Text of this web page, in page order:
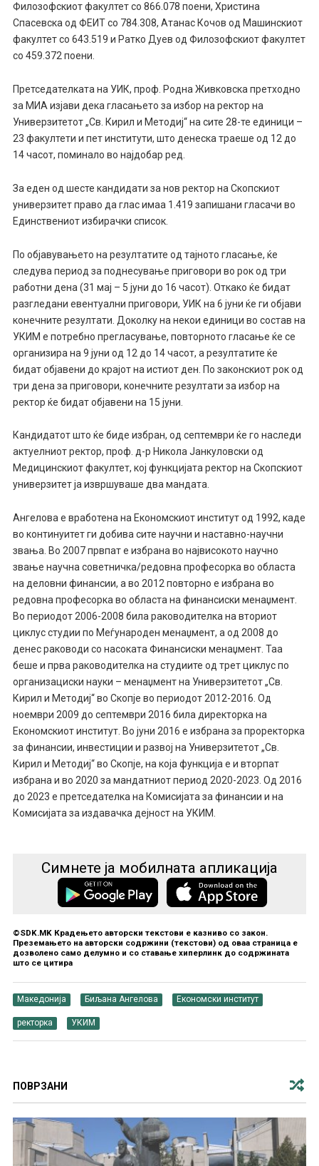
Филозофскиот факултет со 866.078 поени, Христина
Спасевска од ФЕИТ со 784.308, Атанас Кочов од Машинскиот
факултет со 643.519 и Ратко Дуев од Филозофскиот факултет
со 459.372 поени.
Претседателката на УИК, проф. Родна Живковска претходно
за МИА изјави дека гласањето за избор на ректор на
Универзитетот „Св. Кирил и Методиј“ на сите 28-те единици –
23 факултети и пет институти, што денеска траеше од 12 до
14 часот, поминало во најдобар ред.
За еден од шесте кандидати за нов ректор на Скопскиот
универзитет право да глас имаа 1.419 запишани гласачи во
Единствениот избирачки список.
По објавувањето на резултатите од тајното гласање, ќе
следува период за поднесување приговори во рок од три
работни дена (31 мај – 5 јуни до 16 часот). Откако ќе бидат
разгледани евентуални приговори, УИК на 6 јуни ќе ги објави
конечните резултати. Доколку на некои единици во состав на
УКИМ е потребно прегласување, повторното гласање ќе се
организира на 9 јуни од 12 до 14 часот, а резултатите ќе
бидат објавени до крајот на истиот ден. По законскиот рок од
три дена за приговори, конечните резултати за избор на
ректор ќе бидат објавени на 15 јуни.
Кандидатот што ќе биде избран, од септември ќе го наследи
актуелниот ректор, проф. д-р Никола Јанкуловски од
Медицинскиот факултет, кој функцијата ректор на Скопскиот
универзитет ја извршуваше два мандата.
Ангелова е вработена на Економскиот институт од 1992, каде
во континуитет ги добива сите научни и наставно-научни
звања. Во 2007 првпат е избрана во највисокото научно
звање научна советничка/редовна професорка во областа
на деловни финансии, а во 2012 повторно е избрана во
редовна професорка во областа на финансиски менаџмент.
Во периодот 2006-2008 била раководителка на вториот
циклус студии по Меѓународен менаџмент, а од 2008 до
денес раководи со насоката Финансиски менаџмент. Таа
беше и прва раководителка на студиите од трет циклус по
организациски науки – менаџмент на Универзитетот „Св.
Кирил и Методиј“ во Скопје во периодот 2012-2016. Од
ноември 2009 до септември 2016 била директорка на
Економскиот институт. Во јуни 2016 е избрана за проректорка
за финансии, инвестиции и развој на Универзитетот „Св.
Кирил и Методиј“ во Скопје, на која функција е и вторпат
избрана и во 2020 за мандатниот период 2020-2023. Од 2016
до 2023 е претседателка на Комисијата за финансии и на
Комисијата за издавачка дејност на УКИМ.
Симнете ја мобилната апликација
©SDK.MK Крадењето авторски текстови е казниво со закон.
Преземањето на авторски содржини (текстови) од оваа страница е
дозволено само делумно и со ставање хиперлинк до содржината
што се цитира
Македонија Биљана Ангелова Економски институт
ректорка УКИМ
ПОВРЗАНИ